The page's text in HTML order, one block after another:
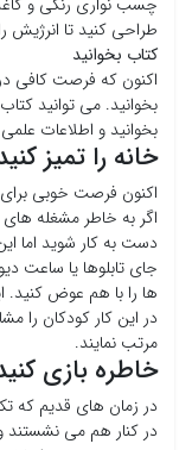
طراحی کنید تا انرژیش
کتاب بخوانید
اکنون که فرصت کافی در
بخوانید. می توانید
بخوانید و اطلاعات
خانه را تمیز
اکنون فرصت خوبی برای
اگر به خاطر مشغله
دست به کار شوید اما
جای تابلوها یا ساعت
ها را با هم عوض کنید.
در این کار کودکان را
مرتب نمایند.
خاطره بازی
در زمان های قدیم که
در کنار هم می نشستند